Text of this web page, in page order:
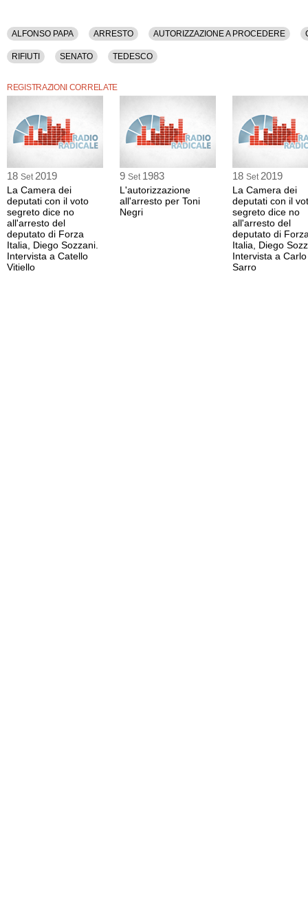
ALFONSO PAPA ARRESTO AUTORIZZAZIONE A PROCEDERE
RIFIUTI SENATO TEDESCO
REGISTRAZIONI CORRELATE
18 Set 2019
La Camera dei
deputati con il voto
segreto dice no
all'arresto del
deputato di Forza
Italia, Diego Sozzani.
Intervista a Catello
Vitiello
9 Set 1983
L'autorizzazione
all'arresto per Toni
Negri
18 Set 2019
La Camera dei
deputati con il
segreto dice no
all'arresto del
deputato di
Italia, Diego
Intervista a Carlo
Sarro